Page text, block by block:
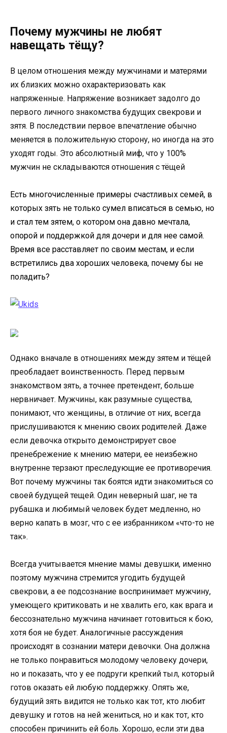
Почему мужчины не любят
навещать тёщу?
В целом отношения между мужчинами и матерями
их близких можно охарактеризовать как
напряженные. Напряжение возникает задолго до
первого личного знакомства будущих свекрови и
зятя. В последствии первое впечатление обычно
меняется в положительную сторону, но иногда на это
уходят годы. Это абсолютный миф, что у 100%
мужчин не складываются отношения с тёщей
Есть многочисленные примеры счастливых семей, в
которых зять не только сумел вписаться в семью, но
и стал тем зятем, о котором она давно мечтала,
опорой и поддержкой для дочери и для нее самой.
Время все расставляет по своим местам, и если
встретились два хороших человека, почему бы не
поладить?
Однако вначале в отношениях между зятем и тёщей
преобладает воинственность. Перед первым
знакомством зять, а точнее претендент, больше
нервничает. Мужчины, как разумные существа,
понимают, что женщины, в отличие от них, всегда
прислушиваются к мнению своих родителей. Даже
если девочка открыто демонстрирует свое
пренебрежение к мнению матери, ее неизбежно
внутренне терзают преследующие ее противоречия.
Вот почему мужчины так боятся идти знакомиться со
своей будущей тещей. Один неверный шаг, не та
рубашка и любимый человек будет медленно, но
верно капать в мозг, что с ее избранником «что-то не
так».
Всегда учитывается мнение мамы девушки, именно
поэтому мужчина стремится угодить будущей
свекрови, а ее подсознание воспринимает мужчину,
умеющего критиковать и не хвалить его, как врага и
бессознательно мужчина начинает готовиться к бою,
хотя боя не будет. Аналогичные рассуждения
происходят в сознании матери девочки. Она должна
не только понравиться молодому человеку дочери,
но и показать, что у ее подруги крепкий тыл, который
готов оказать ей любую поддержку. Опять же,
будущий зять видится не только как тот, кто любит
девушку и готов на ней жениться, но и как тот, кто
способен причинить ей боль. Хорошо, если эти два